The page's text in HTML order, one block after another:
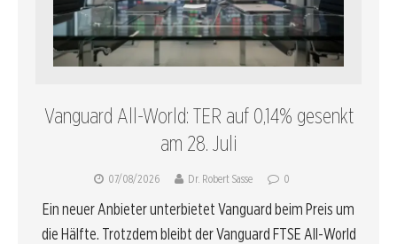
Vanguard All-World: TER auf 0,14% gesenkt
am 28. Juli
07/08/2026 Dr. Robert Sasse 0
Ein neuer Anbieter unterbietet Vanguard beim Preis um
die Hälfte. Trotzdem bleibt der Vanguard FTSE All-World